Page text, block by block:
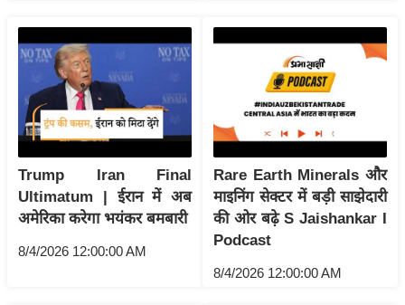
म
म
यि
क
मा
तृ
भू
मि
Trump Iran Final
Ultimatum | ईरान में अब
अमेरिका करेगा भयंकर बमबारी
8/4/2026 12:00:00 AM
Rare Earth Minerals और
माइनिंग सेक्टर में बड़ी साझेदारी
की ओर बढ़े S Jaishankar I
Podcast
8/4/2026 12:00:00 AM